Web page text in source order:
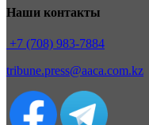
Наши контакты
+7 (708) 983-7884
tribune.press@aaca.com.kz